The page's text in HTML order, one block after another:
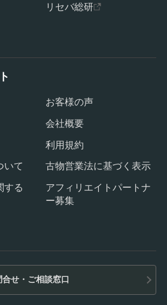
リセバ総研
合せ・ご相談窓口
お客様の声
会社概要
利用規約
いて
古物営業法に基づく表示
する
アフィリエイトパートナ
ー募集